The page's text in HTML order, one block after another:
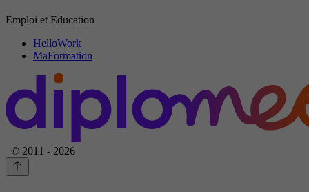
Emploi et Education
HelloWork
MaFormation
© 2011 - 2026